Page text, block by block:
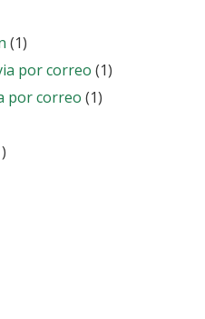
(1)
por correo (1)
por correo (1)